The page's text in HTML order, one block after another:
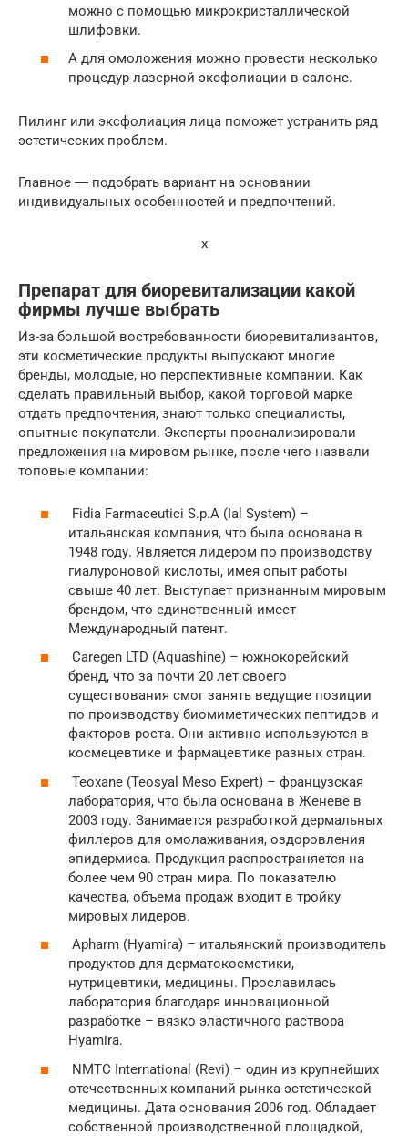
можно с помощью микрокристаллической
шлифовки.
А для омоложения можно провести несколько
процедур лазерной эксфолиации в салоне.
Пилинг или эксфолиация лица поможет устранить ряд
эстетических проблем.
Главное ― подобрать вариант на основании
индивидуальных особенностей и предпочтений.
x
Препарат для биоревитализации какой
фирмы лучше выбрать
Из-за большой востребованности биоревитализантов,
эти косметические продукты выпускают многие
бренды, молодые, но перспективные компании. Как
сделать правильный выбор, какой торговой марке
отдать предпочтения, знают только специалисты,
опытные покупатели. Эксперты проанализировали
предложения на мировом рынке, после чего назвали
топовые компании:
Fidia Farmaceutici S.p.A (Ial System) –
итальянская компания, что была основана в
1948 году. Является лидером по производству
гиалуроновой кислоты, имея опыт работы
свыше 40 лет. Выступает признанным мировым
брендом, что единственный имеет
Международный патент.
Caregen LTD (Aquashine) – южнокорейский
бренд, что за почти 20 лет своего
существования смог занять ведущие позиции
по производству биомиметических пептидов и
факторов роста. Они активно используются в
космецевтике и фармацевтике разных стран.
Teoxane (Teosyal Meso Expert) – французская
лаборатория, что была основана в Женеве в
2003 году. Занимается разработкой дермальных
филлеров для омолаживания, оздоровления
эпидермиса. Продукция распространяется на
более чем 90 стран мира. По показателю
качества, объема продаж входит в тройку
мировых лидеров.
Apharm (Hyamira) – итальянский производитель
продуктов для дерматокосметики,
нутрицевтики, медицины. Прославилась
лаборатория благодаря инновационной
разработке – вязко эластичного раствора
Hyamira.
NMTC International (Revi) – один из крупнейших
отечественных компаний рынка эстетической
медицины. Дата основания 2006 год. Обладает
собственной производственной площадкой,